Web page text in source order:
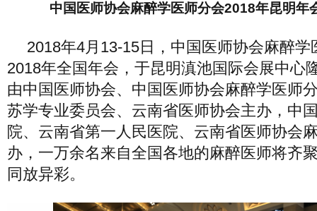
中国医师协会麻醉学医师分会2018年昆明年
2018年4月13-15日，中国医师协会麻醉
2018年全国年会，于昆明滇池国际会展中心
由中国医师协会、中国医师协会麻醉学医师
苏学专业委员会、云南省医师协会主办，中
院、云南省第一人民医院、云南省医师协会
办，一万余名来自全国各地的麻醉医师将齐
同放异彩。